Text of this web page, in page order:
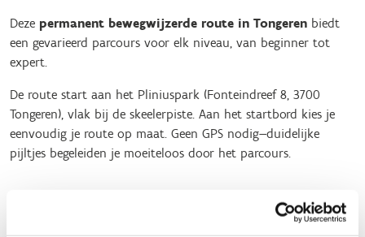
Deze permanent bewegwijzerde route in Tongeren biedt
een gevarieerd parcours voor elk niveau, van beginner tot
expert.
De route start aan het Pliniuspark (Fonteindreef 8, 3700
Tongeren), vlak bij de skeelerpiste. Aan het startbord kies je
eenvoudig je route op maat. Geen GPS nodig—duidelijke
pijltjes begeleiden je moeiteloos door het parcours.
Voor beginners - 1,3 km of 2,2 km (groene lus)